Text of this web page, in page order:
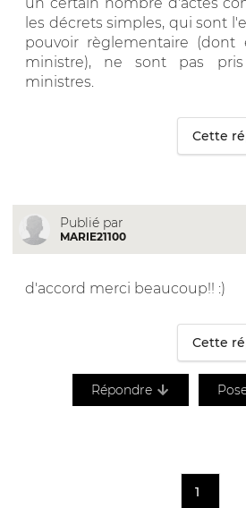
les décrets simples, qui sont
pouvoir règlementaire (dont
ministre), ne sont pas
ministres.
Cette
Publié par
MARIE21100
d'accord merci beaucoup!! :)
Cette
Répondre
1